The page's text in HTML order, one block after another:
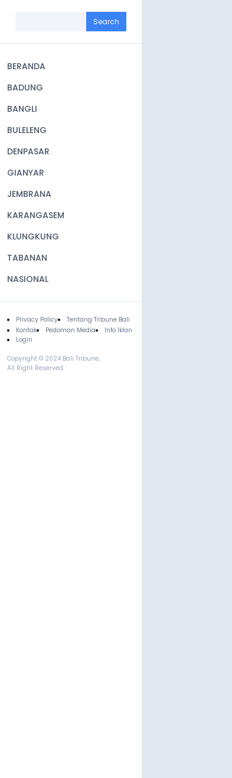
navigation
BERANDA
BADUNG
BANGLI
BULELENG
DENPASAR
GIANYAR
JEMBRANA
KARANGASEM
KLUNGKUNG
TABANAN
NASIONAL
Footer
Privacy Policy
Tentang Tribune Bali
Kontak
Pedoman Media
Info Iklan
Login
Copyright © 2024 Bali Tribune,
All Right Reserved.